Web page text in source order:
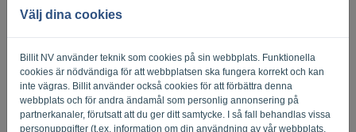
Välj dina cookies
Billit NV använder teknik som cookies på sin webbplats. Funktionella
cookies är nödvändiga för att webbplatsen ska fungera korrekt och kan
inte vägras. Billit använder också cookies för att förbättra denna
webbplats och för andra ändamål som personlig annonsering på
partnerkanaler, förutsatt att du ger ditt samtycke. I så fall behandlas vissa
personuppgifter (t.ex. information om din användning av vår webbplats,
Sekretesspolicy-Villkor och bestämmelser